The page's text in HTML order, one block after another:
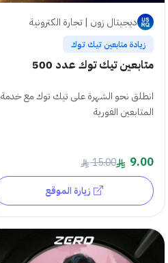
ديجيتال زون | تجارة الكترونية
زيادة متابعين تيك توك
متابعين تيك توك عدد 500
انطلق نحو الشهرة على تيك توك مع خدمة
المتابعين الفورية
9.00
15.00
زيارة الموقع